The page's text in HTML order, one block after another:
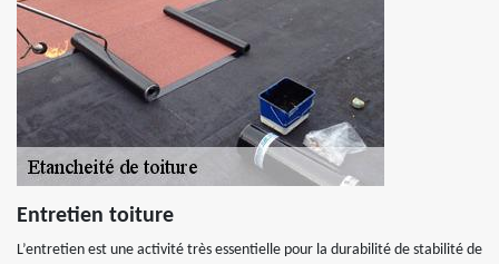
Entretien toiture
L’entretien est une activité très essentielle pour la durabilité de stabilité de